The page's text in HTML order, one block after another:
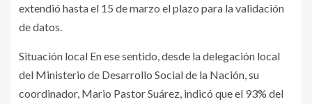
extendió hasta el 15 de marzo el plazo para la validación
de datos.
Situación local En ese sentido, desde la delegación local
del Ministerio de Desarrollo Social de la Nación, su
coordinador, Mario Pastor Suárez, indicó que el 93% del